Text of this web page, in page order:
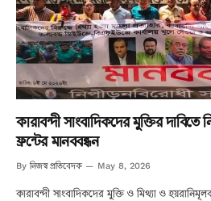
কারাবন্দী সাংবাদিকদের মুক্তির দাবিতে
ফ্রন্টের মানববন্ধন
By নিজস্ব প্রতিবেদক May 8, 2026
কারাবন্দী সাংবাদিকদের মুক্তি ও মিথ্যা ও